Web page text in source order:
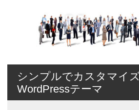
シンプルでカスタマイ
WordPressテーマ